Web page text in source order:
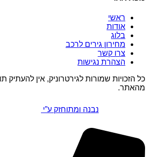
ראשי
אודות
בלוג
מחירון גירים לרכב
צרו קשר
הצהרת נגישות
כל הזכויות שמורות לגירטרוניק, אין להעתיק
מהאתר.
נבנה ומתוחזק ע”י